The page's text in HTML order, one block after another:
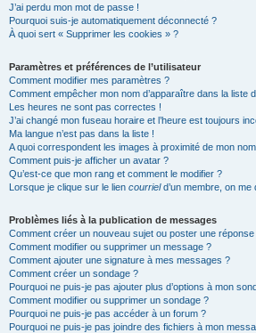
J’ai perdu mon mot de passe !
Pourquoi suis-je automatiquement déconnecté ?
À quoi sert « Supprimer les cookies » ?
Paramètres et préférences de l’utilisateur
Comment modifier mes paramètres ?
Comment empêcher mon nom d’apparaître dans la liste
Les heures ne sont pas correctes !
J’ai changé mon fuseau horaire et l’heure est toujours
Ma langue n’est pas dans la liste !
A quoi correspondent les images à proximité de mon nom
Comment puis-je afficher un avatar ?
Qu’est-ce que mon rang et comment le modifier ?
Lorsque je clique sur le lien courrield’un membre, on me
Problèmes liés à la publication de messages
Comment créer un nouveau sujet ou poster une réponse
Comment modifier ou supprimer un message ?
Comment ajouter une signature à mes messages ?
Comment créer un sondage ?
Pourquoi ne puis-je pas ajouter plus d’options à mon
Comment modifier ou supprimer un sondage ?
Pourquoi ne puis-je pas accéder à un forum ?
Pourquoi ne puis-je pas joindre des fichiers à mon